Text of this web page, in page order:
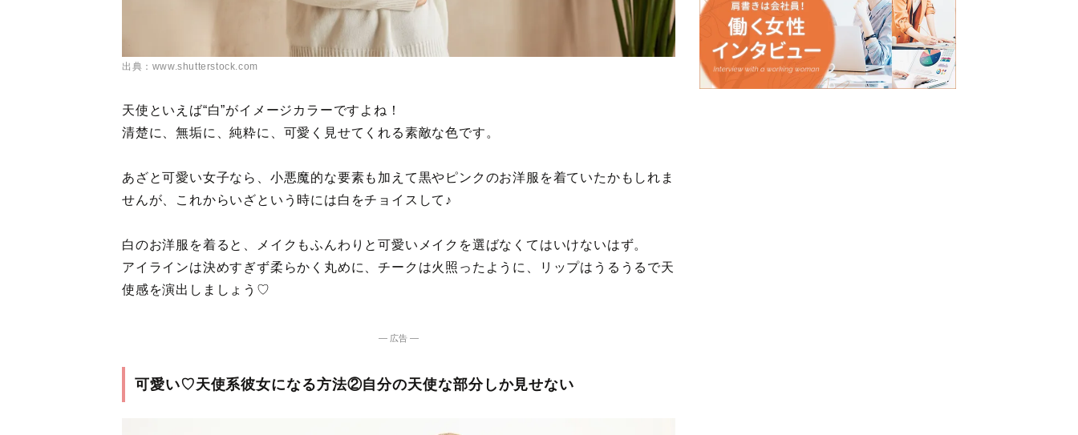
出典：www.shutterstock.com
天使といえば“白”がイメージカラーですよね！
清楚に、無垢に、純粋に、可愛く見せてくれる素敵な色です。
あざと可愛い女子なら、小悪魔的な要素も加えて黒やピンクのお洋服を着ていたかもしれま
せんが、これからいざという時には白をチョイスして♪
白のお洋服を着ると、メイクもふんわりと可愛いメイクを選ばなくてはいけないはず。
アイラインは決めすぎず柔らかく丸めに、チークは火照ったように、リップはうるうるで天
使感を演出しましょう♡
― 広告 ―
可愛い♡天使系彼女になる方法②自分の天使な部分しか見せない